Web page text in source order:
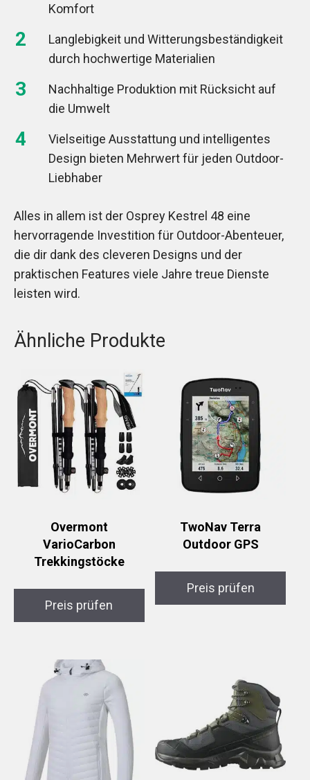
Komfort
Langlebigkeit und Witterungsbeständigkeit
durch hochwertige Materialien
Nachhaltige Produktion mit Rücksicht auf
die Umwelt
Vielseitige Ausstattung und intelligentes
Design bieten Mehrwert für jeden Outdoor-
Liebhaber
Alles in allem ist der Osprey Kestrel 48 eine
hervorragende Investition für Outdoor-Abenteuer,
die dir dank des cleveren Designs und der
praktischen Features viele Jahre treue Dienste
leisten wird.
Ähnliche Produkte
Overmont
VarioCarbon
Trekkingstöcke
Preis prüfen
TwoNav Terra
Outdoor GPS
Preis prüfen